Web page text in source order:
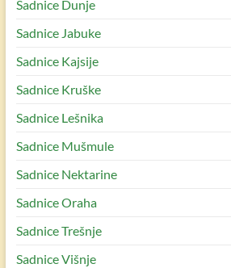
Sadnice Dunje
Sadnice Jabuke
Sadnice Kajsije
Sadnice Kruške
Sadnice Lešnika
Sadnice Mušmule
Sadnice Nektarine
Sadnice Oraha
Sadnice Trešnje
Sadnice Višnje